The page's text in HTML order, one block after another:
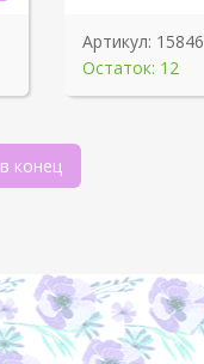
Артикул: 15846
Остаток: 12
в конец